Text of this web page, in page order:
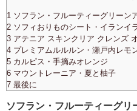
1 ソフラン・フルーティーグリーン
2 ソフィおりものシート・イランイ
3 アテニア スキンクリア クレンズ
4 プレミアムルルルン・瀬戸内レモ
5 カルピス・手摘みオレンジ
6 マウントレーニア・夏と柚子
7 最後に
ソフラン・フルーティーグリ